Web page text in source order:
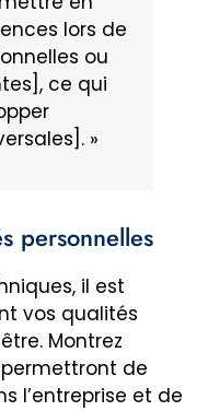
lors de
ou
ce qui
»
personnelles
il est
vos qualités
Montrez
de
l’entreprise et de